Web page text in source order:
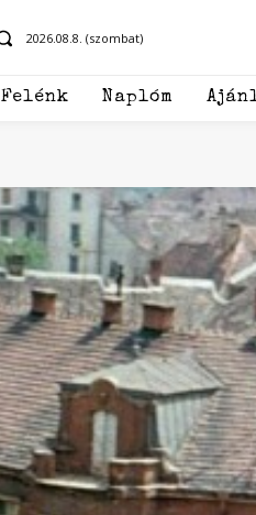
2026.08.8. (szombat)
Felénk Naplóm